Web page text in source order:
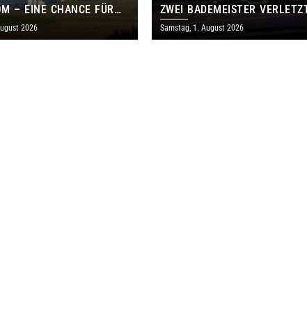
– EINE CHANCE FÜR
UND DAS SAARLAND
2026
ZWEI BADEMEISTER
Samstag, 1. August 2026